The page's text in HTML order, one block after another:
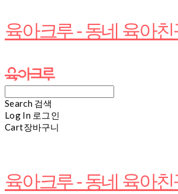
육아크루 - 동네 육아친
Search 검색
Log In 로그인
Cart장바구니
육아크루 - 동네 육아친